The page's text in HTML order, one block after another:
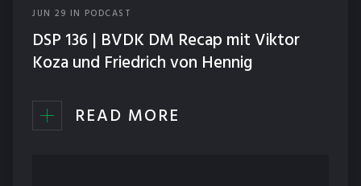
JUN 29 IN PODCAST
DSP 136 | BVDK DM Recap mit Viktor
Koza und Friedrich von Hennig
READ MORE